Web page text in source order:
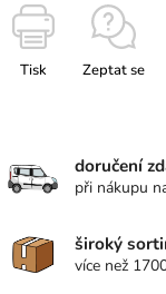
Tisk Zeptat se
doručení
při nákupu
široký
více než